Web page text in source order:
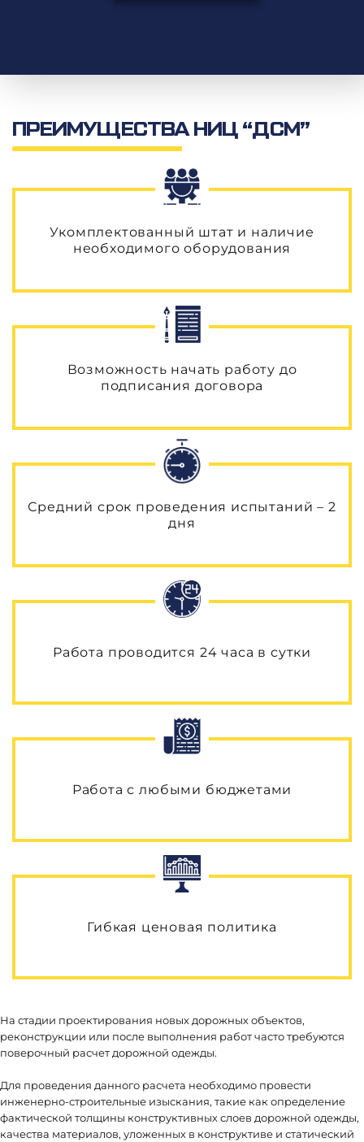
ПРЕИМУЩЕСТВА НИЦ “ДСМ”
Укомплектованный штат и наличие
необходимого оборудования
Возможность начать работу до
подписания договора
Средний срок проведения испытаний – 2
дня
Работа проводится 24 часа в сутки
Работа с любыми бюджетами
Гибкая ценовая политика
На стадии проектирования новых дорожных объектов,
реконструкции или после выполнения работ часто требуются
поверочный расчет дорожной одежды.
Для проведения данного расчета необходимо провести
инженерно-строительные изыскания, такие как определение
фактической толщины конструктивных слоев дорожной одежды,
качества материалов, уложенных в конструктиве и статический